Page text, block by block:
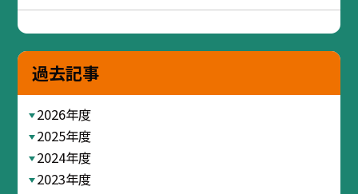
過去記事
2026年度
2025年度
2024年度
2023年度